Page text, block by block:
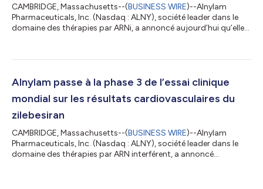
CAMBRIDGE, Massachusetts--(BUSINESS WIRE)--Alnylam
Pharmaceuticals, Inc. (Nasdaq : ALNY), société leader dans le
domaine des thérapies par ARNi, a annoncé aujourd’hui qu’elle
l’amylose à transthyrétine de type sauvage ou héréditaire
scientifique de la Société européenne de cardiologie qui se
tiendra du 9 au 12 mai 2026...
Alnylam passe à la phase 3 de l’essai clinique
mondial sur les résultats cardiovasculaires du
zilebesiran
CAMBRIDGE, Massachusetts--(BUSINESS WIRE)--Alnylam
Pharmaceuticals, Inc. (Nasdaq : ALNY), société leader dans le
domaine des thérapies par ARN interférent, a annoncé